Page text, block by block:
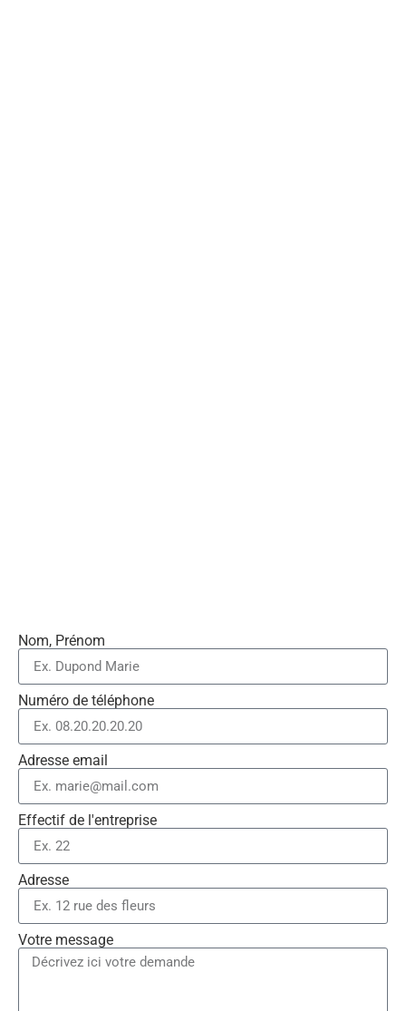
Nom, Prénom
Numéro de téléphone
Adresse email
Effectif de l'entreprise
Adresse
Votre message